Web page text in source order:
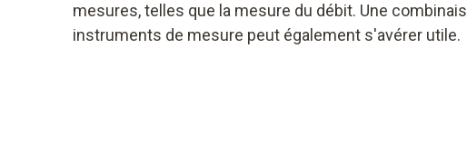
mesures, telles que la mesure du débit. Une
instruments de mesure peut également s'avérer utile.